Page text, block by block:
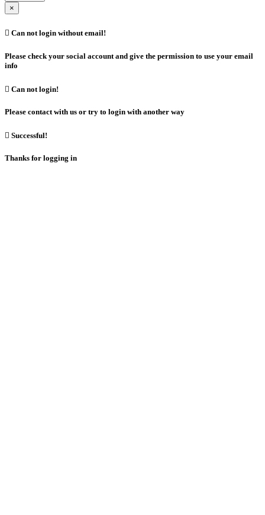
×
 Can not login without email!
Please check your social account and give the permission to use your email
info
 Can not login!
Please contact with us or try to login with another way
 Successful!
Thanks for logging in